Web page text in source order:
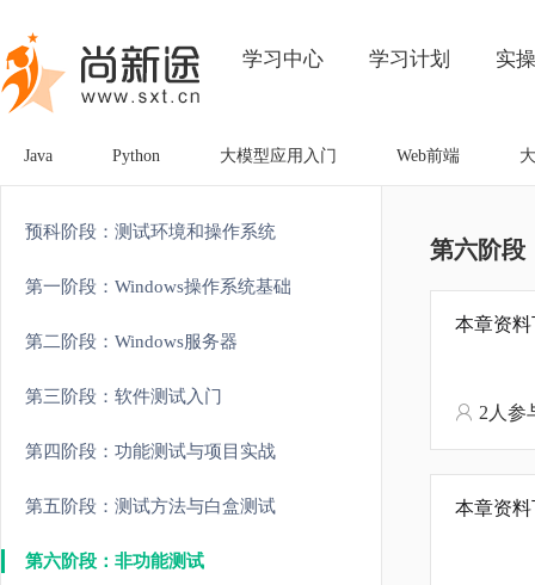
学习中心 学习计划 实操
Java Python 大模型应用入门 Web前端
预科阶段：测试环境和操作系统
第一阶段：Windows操作系统基础
第二阶段：Windows服务器
第三阶段：软件测试入门
第四阶段：功能测试与项目实战
第五阶段：测试方法与白盒测试
第六阶段：非功能测试
第六阶段
本章资
2人参
本章资